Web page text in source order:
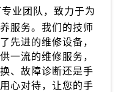
业团队，致力于为
服务。我们的技师
先进的维修设备，
一流的维修服务，
、故障诊断还是手
心对待，让您的手